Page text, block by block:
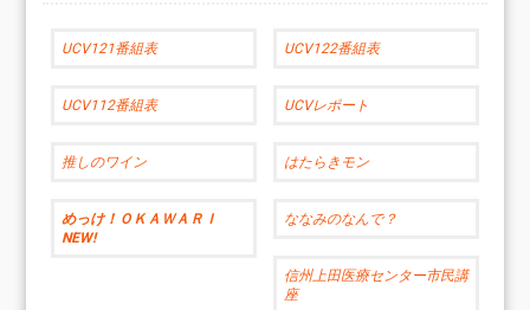
UCV121番組表 UCV122番組表
UCV112番組表 UCVレポート
推しのワイン はたらきモン
めっけ！ＯＫＡＷＡＲＩ
NEW!
ななみのなんで？
信州上田医療センター市民講
座